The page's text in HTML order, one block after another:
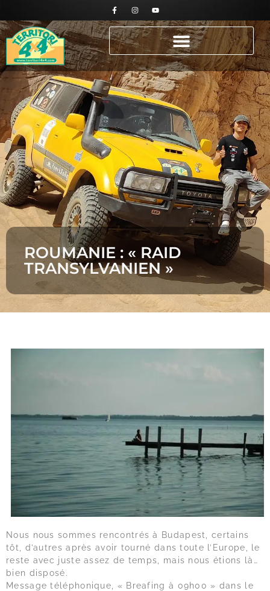
ROUMANIE : « RAID
TRANSYLVANIEN »
Nous nous sommes rencontrés à Budapest, certains
tôt, d’autres après avoir tourné dans toute l’Europe, le
reste avec juste assez de temps, mais nous étions là…
bien disposé.
Message téléphonique, « Breafing à 09h00 » dans le